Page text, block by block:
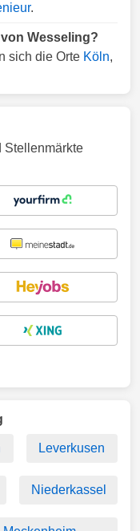
.
Wesseling?
sich die Orte Köln,
Stellenmärkte
Leverkusen
Niederkassel